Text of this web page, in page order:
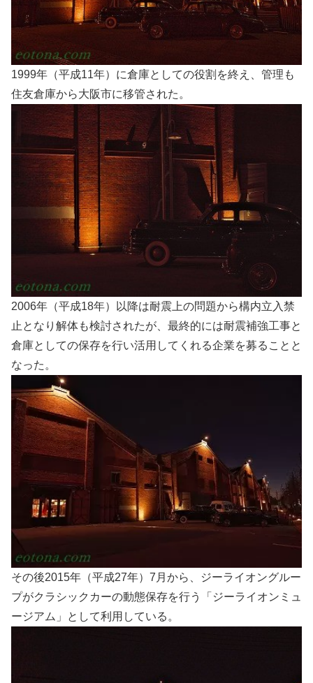
1999年（平成11年）に倉庫としての役割を終え、管理も
住友倉庫から大阪市に移管された。
2006年（平成18年）以降は耐震上の問題から構内立入禁
止となり解体も検討されたが、最終的には耐震補強工事と
倉庫としての保存を行い活用してくれる企業を募ることと
なった。
その後2015年（平成27年）7月から、ジーライオングルー
プがクラシックカーの動態保存を行う「ジーライオンミュ
ージアム」として利用している。